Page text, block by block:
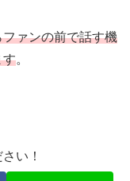
ァンの前で話す機
す。
い！